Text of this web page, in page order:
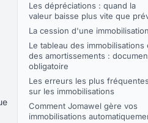
Les dépréciations : quand la
valeur baisse plus vite que
La cession d'une immobilisation
Le tableau des immobilisations
des amortissements :
obligatoire
Les erreurs les plus fréquentes
sur les immobilisations
Comment Jomawel gère vos
immobilisations